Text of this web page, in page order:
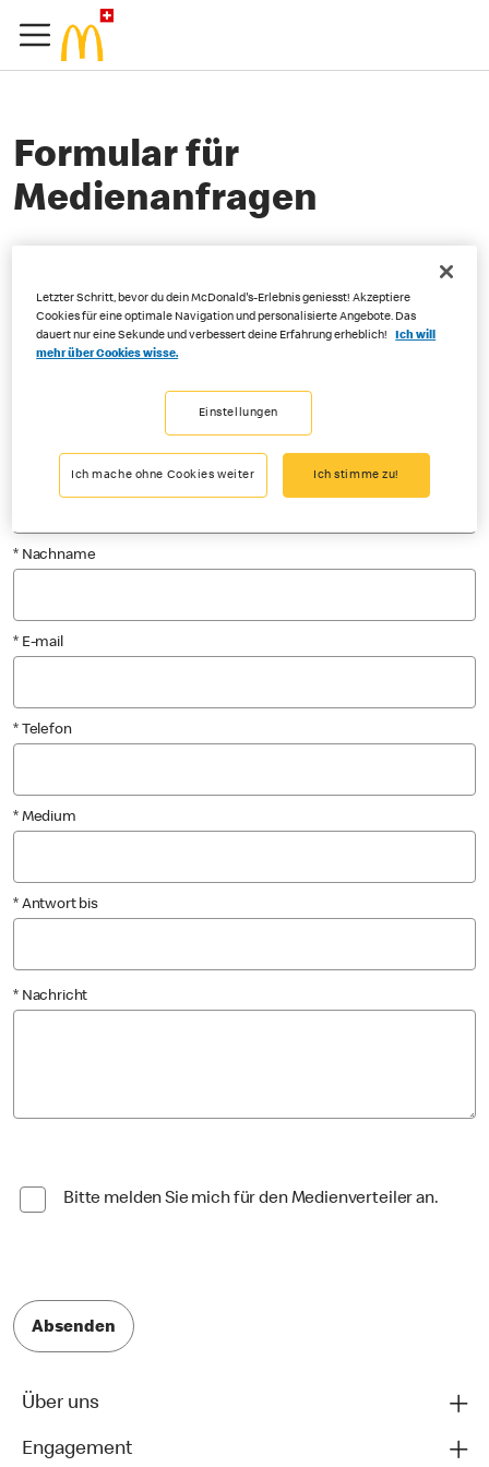
Formular für
Medienanfragen
Bei dringenden Medienanfragen steht das Medienteam unter der
Nummer 021 631 12 34 zur Verfügung.
Unser Medienteam kümmert sich gerne um Ihr Anliegen.
* Vorname
* Nachname
* E-mail
* Telefon
* Medium
* Antwort bis
* Nachricht
Bitte melden Sie mich für den Medienverteiler an.
Absenden
Über uns
Engagement
Letzter Schritt, bevor du dein McDonald's-Erlebnis geniesst! Akzeptiere
Cookies für eine optimale Navigation und personalisierte Angebote. Das
dauert nur eine Sekunde und verbessert deine Erfahrung erheblich!
Ich will
mehr über Cookies wisse.
Einstellungen
Ich mache ohne Cookies weiter Ich stimme zu!